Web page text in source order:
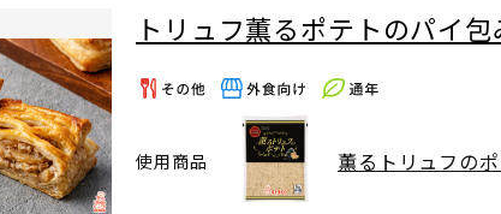
トリュフ薫るポテトのパイ包
使用商品 薫るトリュフの